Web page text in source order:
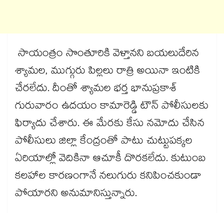
సాయంత్రం సొంతూరికి వెళ్తానని బయలుదేరిన
శ్యామల, ముగ్గురు పిల్లలు రాత్రి అయినా ఇంటికి
చేరలేదు. దీంతో శ్యామల భర్త భానుప్రకాశ్‌‌‌‌‌‌‌‌‌‌‌‌‌‌‌‌
గురువారం ఉదయం కామారెడ్డి టౌన్‌‌‌‌‌‌‌‌‌‌‌‌‌‌‌‌ పోలీసులకు
ఫిర్యాదు చేశారు. ఈ మేరకు కేసు నమోదు చేసిన
పోలీసులు జిల్లా కేంద్రంతో పాటు చుట్టుపక్కల
ఏరియాల్లో వెదికినా ఆచూకీ దొరకలేదు. కుటుంబ
కలహాల కారణంగానే నలుగురు కనిపించకుండా
పోయారని అనుమానిస్తున్నారు.